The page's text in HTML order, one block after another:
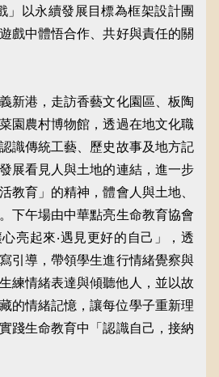
」以永續發展目標為框架設計團
戲中體悟合作、共好與責任的關
港，走訪香藝文化園區、板陶
園農村博物館，透過在地文化職
識傳統工藝、歷史故事及地方記
展看見人與土地的連結，進一步
教育」的精神，體會人與土地、
下午場由中華點亮生命教育協會
亮起來‧遇見更好的自己」，透
引導，帶領學生進行情緒覺察與
練情緒表達與傾聽他人，並以故
的情緒記憶，讓每位學子重新理
踐生命教育中「認識自己，接納